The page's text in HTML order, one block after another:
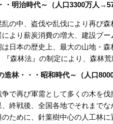
・明治時代～（人口3300万人→
乱の中、盗伐や乱伐により再び森
により薪炭消費の増大、建設ブ
は日本の歴史上、最大の山地・森
『森林法』の制定により、森林
造林・・・昭和時代～（人口
争で再び軍需として多くの木を伐
、終戦後、全国各地でそれまで
のために、針葉樹中心の人工林